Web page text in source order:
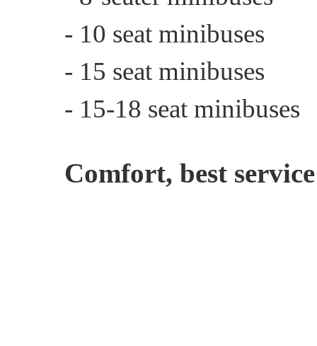
- 10 seat minibuses
- 15 seat minibuses
- 15-18 seat minibuses
Comfort, best